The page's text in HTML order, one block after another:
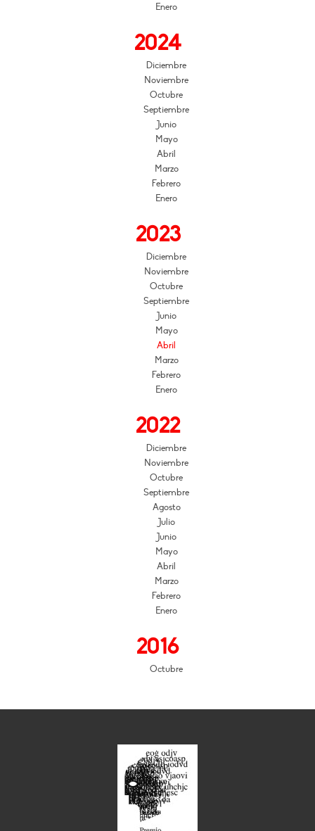
Enero
2024
Diciembre
Noviembre
Octubre
Septiembre
Junio
Mayo
Abril
Marzo
Febrero
Enero
2023
Diciembre
Noviembre
Octubre
Septiembre
Junio
Mayo
Abril
Marzo
Febrero
Enero
2022
Diciembre
Noviembre
Octubre
Septiembre
Agosto
Julio
Junio
Mayo
Abril
Marzo
Febrero
Enero
2016
Octubre